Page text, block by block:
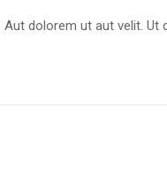
dolorem ut aut velit. Ut